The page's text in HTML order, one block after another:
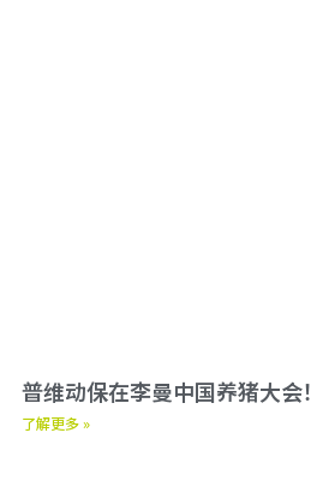
普维动保在李曼中国养猪大会！
了解更多 »